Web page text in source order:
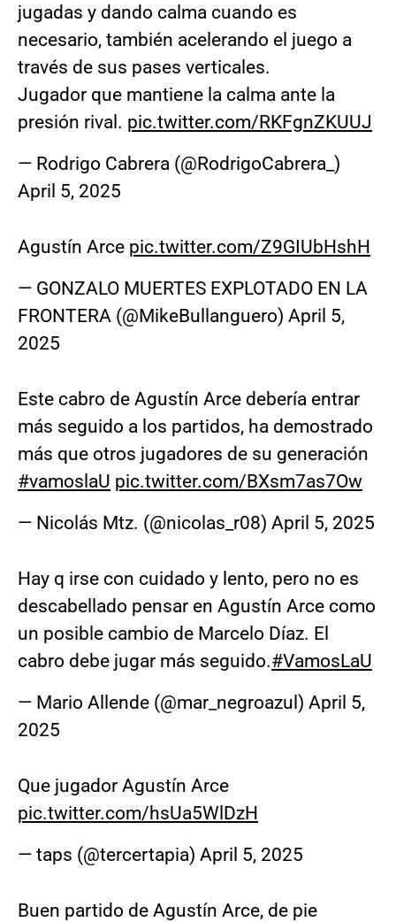
jugadas y dando calma cuando es
necesario, también acelerando el juego a
través de sus pases verticales.
Jugador que mantiene la calma ante la
presión rival. pic.twitter.com/RKFgnZKUUJ
— Rodrigo Cabrera (@RodrigoCabrera_)
April 5, 2025
Agustín Arce pic.twitter.com/Z9GIUbHshH
— GONZALO MUERTES EXPLOTADO EN LA
FRONTERA (@MikeBullanguero) April 5,
2025
Este cabro de Agustín Arce debería entrar
más seguido a los partidos, ha demostrado
más que otros jugadores de su generación
#vamoslaU pic.twitter.com/BXsm7as7Ow
— Nicolás Mtz. (@nicolas_r08) April 5, 2025
Hay q irse con cuidado y lento, pero no es
descabellado pensar en Agustín Arce como
un posible cambio de Marcelo Díaz. El
cabro debe jugar más seguido.#VamosLaU
— Mario Allende (@mar_negroazul) April 5,
2025
Que jugador Agustín Arce
pic.twitter.com/hsUa5WlDzH
— taps (@tercertapia) April 5, 2025
Buen partido de Agustín Arce, de pie